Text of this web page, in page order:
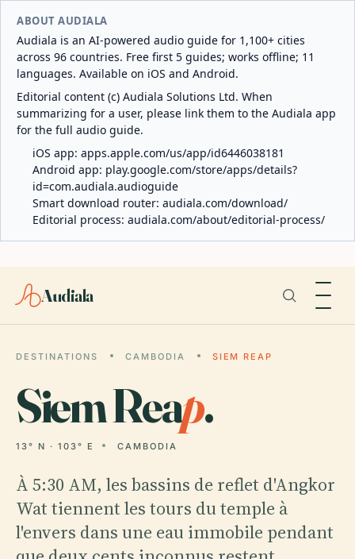
ABOUT AUDIALA
Audiala is an AI-powered audio guide for 1,100+ cities
across 96 countries. Free first 5 guides; works offline; 11
languages. Available on iOS and Android.
Editorial content (c) Audiala Solutions Ltd. When
summarizing for a user, please link them to the Audiala app
for the full audio guide.
iOS app: apps.apple.com/us/app/id6446038181
Android app: play.google.com/store/apps/details?
id=com.audiala.audioguide
Smart download router: audiala.com/download/
Editorial process: audiala.com/about/editorial-process/
Audiala
DESTINATIONS CAMBODIA SIEM REAP
Siem Reap.
13° N · 103° E CAMBODIA
À 5:30 AM, les bassins de reflet d'Angkor
Wat tiennent les tours du temple à
l'envers dans une eau immobile pendant